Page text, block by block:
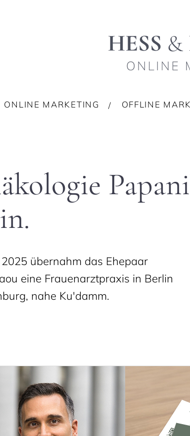
ONLINE MARKETING OFFLINE
2025 übernahm das Ehepaar
eine Frauenarztpraxis in Berlin
nahe Ku'damm.